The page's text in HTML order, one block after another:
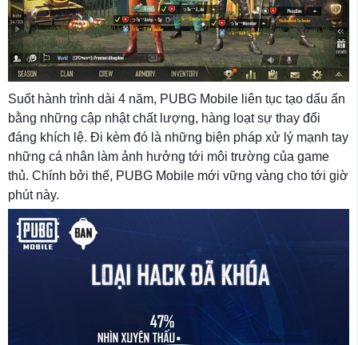
Suốt hành trình dài 4 năm, PUBG Mobile liên tục tạo dấu ấn
bằng những cập nhật chất lượng, hàng loạt sự thay đổi
đáng khích lệ. Đi kèm đó là những biện pháp xử lý mạnh tay
những cá nhân làm ảnh hưởng tới môi trường của game
thủ. Chính bởi thế, PUBG Mobile mới vững vàng cho tới giờ
phút này.